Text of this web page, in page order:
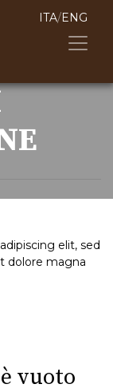
ITA/ENG
elit, sed
dolore magna
vuoto